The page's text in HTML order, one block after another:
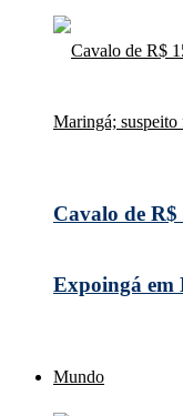
Cavalo de
Expoingá em
Mundo